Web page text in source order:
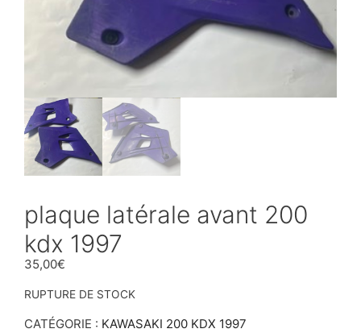
plaque latérale avant 200
kdx 1997
35,00€
RUPTURE DE STOCK
CATÉGORIE : KAWASAKI 200 KDX 1997